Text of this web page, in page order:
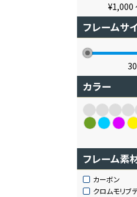
¥1,000
フレームサ
カラー
フレーム素
カーボン
クロムモリブ